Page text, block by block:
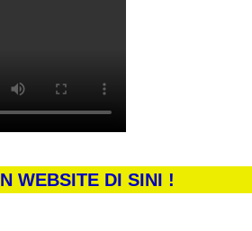
WEBSITE DI SINI !